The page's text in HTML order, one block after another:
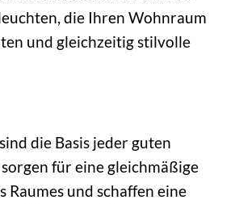
die Ihren Wohnraum
und gleichzeitig stilvolle
die Basis jeder guten
für eine gleichmäßige
Raumes und schaffen eine